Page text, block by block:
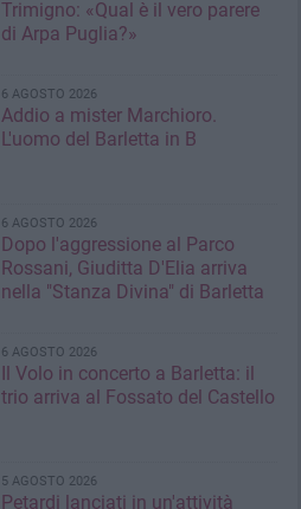
Trimigno: «Qual è il vero parere
di Arpa Puglia?»
6 AGOSTO 2026
Addio a mister Marchioro.
L'uomo del Barletta in B
6 AGOSTO 2026
Dopo l'aggressione al Parco
Rossani, Giuditta D'Elia arriva
nella "Stanza Divina" di Barletta
6 AGOSTO 2026
Il Volo in concerto a Barletta: il
trio arriva al Fossato del Castello
5 AGOSTO 2026
Petardi lanciati in un'attività